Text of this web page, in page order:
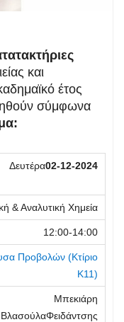
και
έτος
σύμφωνα
Δευτέρα02-12-2024
& Αναλυτική Χημεία
12:00-14:00
Προβολών (Κτίριο
Κ11)
Μπεκιάρη
ΒλασούλαΦειδάντσης